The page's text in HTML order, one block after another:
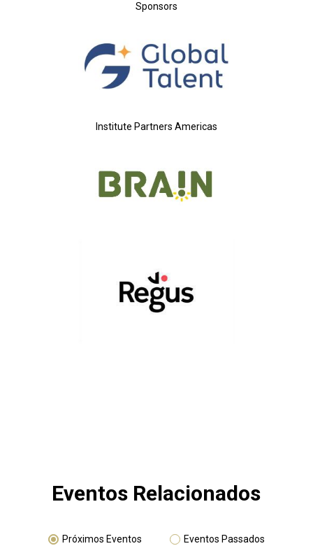
Sponsors
Institute Partners Americas
Eventos Relacionados
Próximos Eventos Eventos Passados